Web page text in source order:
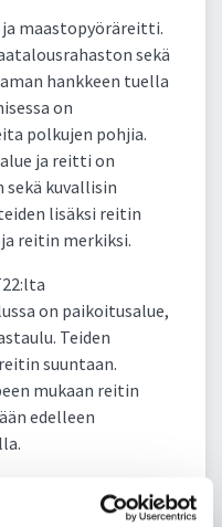
maastopyöräreitti.
sekä
hankkeen tuella
on
polkujen pohjia.
ja reitti on
kuvallisin
lisäksi reitin
reitin merkiksi.
on paikoitusalue,
Teiden
suuntaan.
mukaan reitin
edelleen